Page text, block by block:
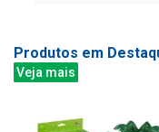
Produtos em
Veja mais